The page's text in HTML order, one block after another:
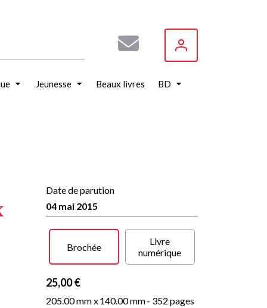
Jeunesse Beaux livres BD
Date de parution
04 mai 2015
Brochée
Livre
numérique
25,00 €
205.00 mm x140.00 mm- 352 pages